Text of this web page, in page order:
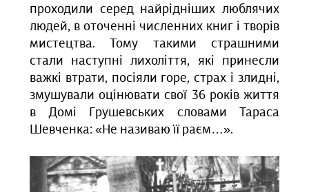
проходили серед найрідніших люблячих
людей, в оточенні численних книг і творів
мистецтва. Тому такими страшними
стали наступні лихоліття, які принесли
важкі втрати, посіяли горе, страх і злидні,
змушували оцінювати свої 36 років життя
в Домі Грушевських словами Тараса
Шевченка: «Не називаю її раєм…».